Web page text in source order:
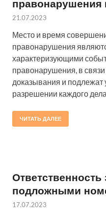
21.07.2023
Место и время
правонарушения
характеризующими
правонарушения, в
доказывания и подлежат
разрешении каждого
ЧИТАТЬ ДАЛЕЕ
подложными
17.07.2023